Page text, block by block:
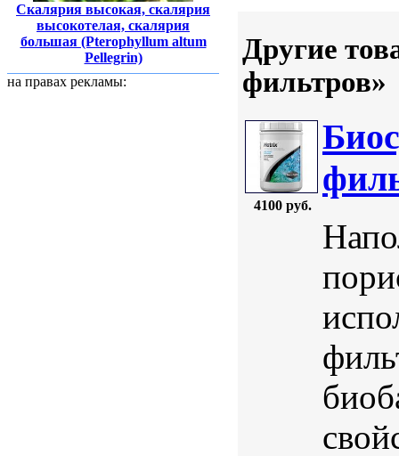
Скалярия высокая, скалярия
высокотелая, скалярия
большая (Pterophyllum altum
Pellegrin)
на правах рекламы:
Другие
фильтров»
4100 руб.